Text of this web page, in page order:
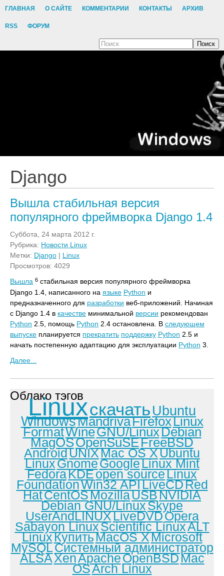
ГЛАВНАЯ О САЙТЕ КОММЕНТАРИИ КОНТАКТЫ АРХИВ
RSS ФОРУМ
Поиск
Django
Вышла стабильная версия
популярного фреймворка Django 1.4
Суббота, 24 марта 2012 г.
Рубрика: Новости Linux
Метки: Django | Linux
Просмотров: 4029
Вышла 6 стабильная версия популярного фреймворка
Django 1.4, написанного на языке Python и
предназначенного для разработки веб-приложений. Начиная
с Django 1.4 в качестве минимальной версии рекомендован
Python 2.5, помощь Python 2.4 остановлена. В следующем
выпуске планируется прекратить поддержку Python 2.5 и
начать постепенную адаптацию для эксплуатации Python 3.
Далее...
Облако тэгов
Linuxскачать Ubuntu
WindowsMandrivaFirefoxLinux
FormatWineGNU/LinuxDebian
MagOSOpenSuSEFreeBSD
AndroidUNIXMac OS XUbuntu
LinuxGnomeGoogleLinux Mint
FedoraKDEopen sourceLinux
FoundationWin32 APILiveCDRed
HatCentOSMozillaUSBNVIDIA
Debian GNU/LinuxSkype
UserAndLINUXLiveDVDOpera
Sabayon LinuxScientific LinuxALT
LinuxКупитьMacOS XMicrosoft
MySQLСистемный администратор
ALSAXenApacheOpenBSDMac
OSArch Linux